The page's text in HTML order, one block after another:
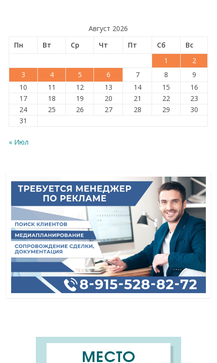
Август 2026
Пн
Вт Ср Чт Пт Сб
Вс
1
2
3
4 5 6 7 8
9
10
11 12 13 14 15
16
17
18 19 20 21 22
23
24
25 26 27 28 29
30
31
« Июл